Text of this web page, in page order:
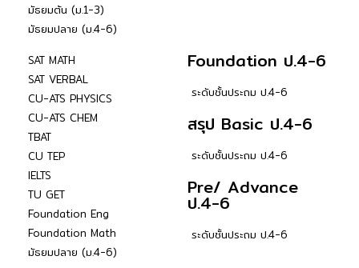
มัธยมต้น (ม.1-3)
มัธยมปลาย (ม.4-6)
SAT MATH
SAT VERBAL
CU-ATS PHYSICS
CU-ATS CHEM
TBAT
CU TEP
IELTS
TU GET
Foundation Eng
Foundation Math
มัธยมปลาย (ม.4-6)
Foundation ป.4-6
ระดับชั้นประถม ป.4-6
สรุป Basic ป.4-6
ระดับชั้นประถม ป.4-6
Pre/ Advance
ป.4-6
ระดับชั้นประถม ป.4-6